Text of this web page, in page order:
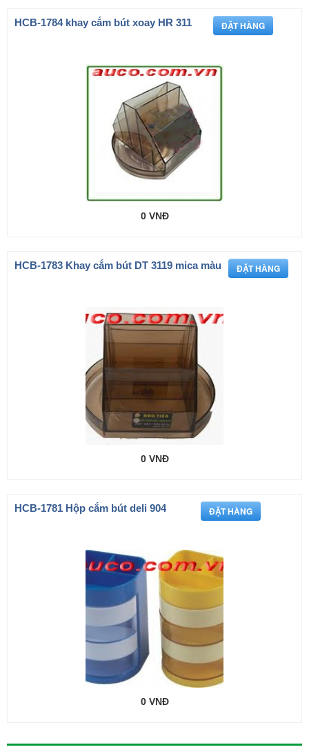
HCB-1784 khay cắm bút xoay HR 311
0 VNĐ
HCB-1783 Khay cắm bút DT 3119 mica màu
0 VNĐ
HCB-1781 Hộp cắm bút deli 904
0 VNĐ